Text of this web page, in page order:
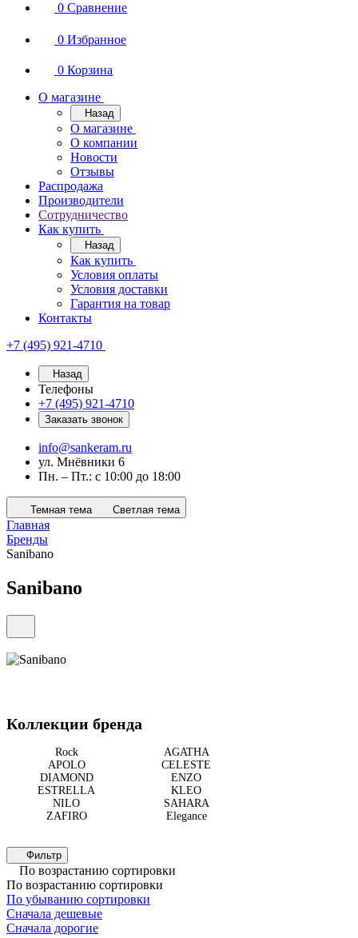
0 Сравнение
0 Избранное
0 Корзина
О магазине
Назад
О магазине
О компании
Новости
Отзывы
Распродажа
Производители
Сотрудничество
Как купить
Назад
Как купить
Условия оплаты
Условия доставки
Гарантия на товар
Контакты
+7 (495) 921-4710
Назад
Телефоны
+7 (495) 921-4710
Заказать звонок
info@sankeram.ru
ул. Мнёвники 6
Пн. – Пт.: с 10:00 до 18:00
Темная тема Светлая тема
Главная
Бренды
Sanibano
Sanibano
Коллекции бренда
Rock
AGATHA
APOLO
CELESTE
DIAMOND
ENZO
ESTRELLA
KLEO
NILO
SAHARA
ZAFIRO
Elegance
Фильтр
По возрастанию сортировки
По возрастанию сортировки
По убыванию сортировки
Сначала дешевые
Сначала дорогие